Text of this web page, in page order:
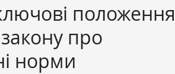
положення
про
норми